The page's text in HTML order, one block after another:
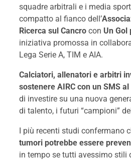
squadre arbitrali e i media
compatto al fianco dell’
Ricerca sul Cancro con Un Gol
iniziativa promossa in
Lega Serie A, TIM e AIA.
Calciatori, allenatori e arbitri
sostenere AIRC con un SMS
di investire su una nuova
di talento, i futuri “campioni”
I più recenti studi confermano
tumori potrebbe essere
in tempo se tutti avessimo stili